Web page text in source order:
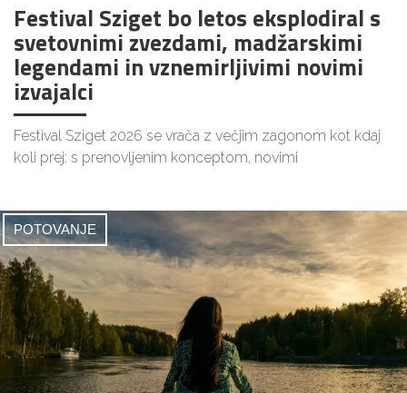
Festival Sziget bo letos eksplodiral s
svetovnimi zvezdami, madžarskimi
legendami in vznemirljivimi novimi
izvajalci
Festival Sziget 2026 se vrača z večjim zagonom kot kdaj
koli prej: s prenovljenim konceptom, novimi
POTOVANJE